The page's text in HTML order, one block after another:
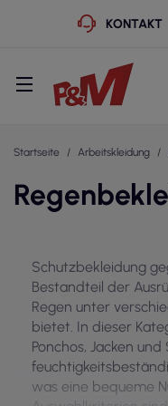
KONTAKT
Startseite Arbeitskleidung
Schutzbekleidung
Bestandteil der
Regen unter
bietet. In dieser
Ponchos, Jacken und
was eine bequeme